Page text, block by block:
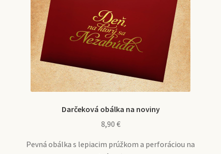
produktu.
Darčeková obálka na noviny
8,90 €
Pevná obálka s lepiacim prúžkom a perforáciou na